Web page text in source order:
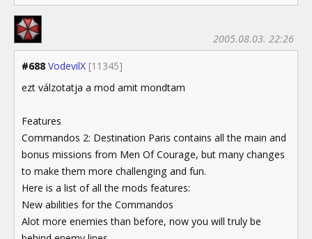
#688 VodevilX [11345]
2005.08.03. 22:26
ezt válzotatja a mod amit mondtam
Features
Commandos 2: Destination Paris contains all the main and
bonus missions from Men Of Courage, but many changes
to make them more challenging and fun.
Here is a list of all the mods features:
New abilities for the Commandos
Alot more enemies than before, now you will truly be